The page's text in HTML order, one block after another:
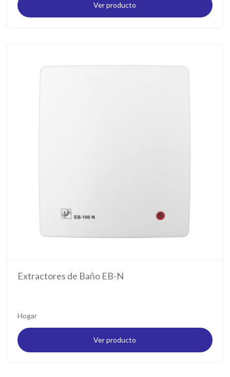
Ver producto
Extractores de Baño EB-N
Hogar
Ver producto